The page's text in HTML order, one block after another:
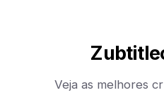
Zubtitle
Veja as melhores